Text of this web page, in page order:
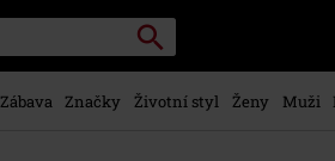
Vyhledávání
Zábava Značky Životní styl Ženy Muži